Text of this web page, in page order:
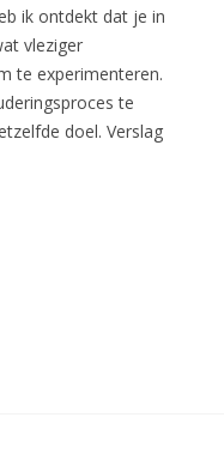
ik ontdekt dat je in
vleziger
te experimenteren.
te
doel. Verslag